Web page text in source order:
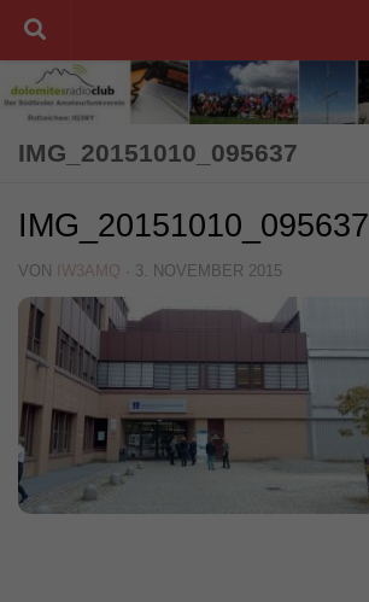
Unter dem Inhalt
IMG_20151010_095637
IMG_20151010_095637
VON IW3AMQ · 3. NOVEMBER 2015